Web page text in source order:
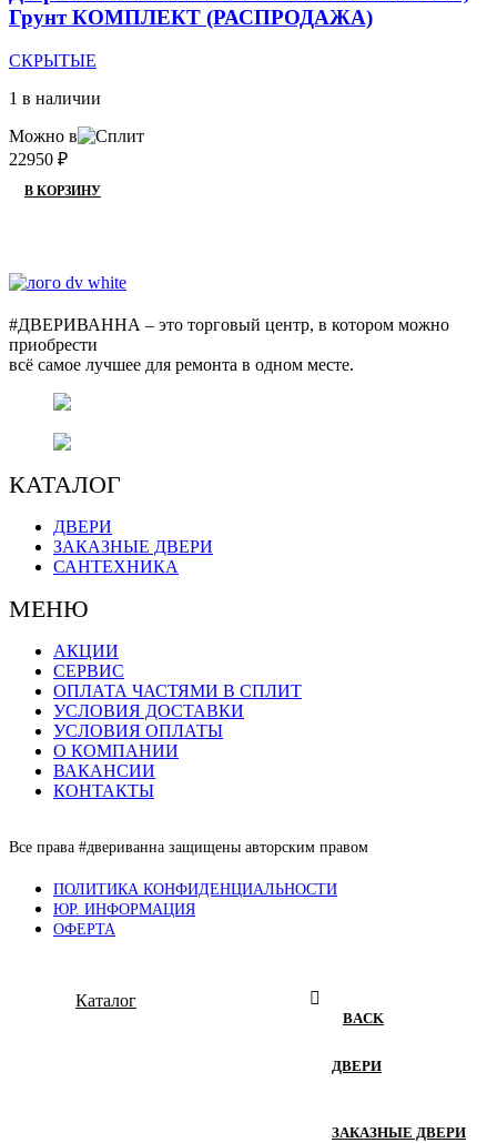
Грунт КОМПЛЕКТ (РАСПРОДАЖА)
СКРЫТЫЕ
1 в наличии
Можно в
22950 ₽
В КОРЗИНУ
#ДВЕРИВАННА – это торговый центр, в котором можно
приобрести
всё самое лучшее для ремонта в одном месте.
КАТАЛОГ
ДВЕРИ
ЗАКАЗНЫЕ ДВЕРИ
САНТЕХНИКА
МЕНЮ
АКЦИИ
СЕРВИС
ОПЛАТА ЧАСТЯМИ В СПЛИТ
УСЛОВИЯ ДОСТАВКИ
УСЛОВИЯ ОПЛАТЫ
О КОМПАНИИ
ВАКАНСИИ
КОНТАКТЫ
Все права #двериванна защищены авторским правом
ПОЛИТИКА КОНФИДЕНЦИАЛЬНОСТИ
ЮР. ИНФОРМАЦИЯ
ОФЕРТА
Каталог
BACK
ДВЕРИ
ЗАКАЗНЫЕ ДВЕРИ